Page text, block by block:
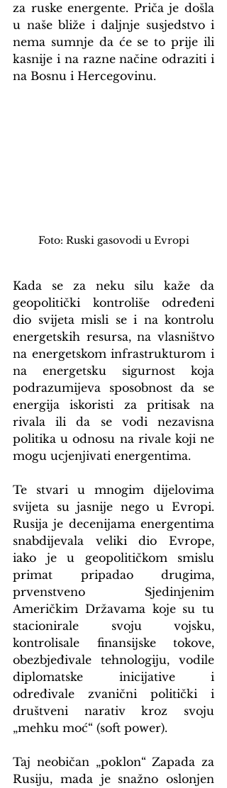
za ruske energente. Priča je došla
u naše bliže i daljnje susjedstvo i
nema sumnje da će se to prije ili
kasnije i na razne načine odraziti i
na Bosnu i Hercegovinu.
Foto: Ruski gasovodi u Evropi
Kada se za neku silu kaže da
geopolitički kontroliše određeni
dio svijeta misli se i na kontrolu
energetskih resursa, na vlasništvo
na energetskom infrastrukturom i
na energetsku sigurnost koja
podrazumijeva sposobnost da se
energija iskoristi za pritisak na
rivala ili da se vodi nezavisna
politika u odnosu na rivale koji ne
mogu ucjenjivati energentima.
Te stvari u mnogim dijelovima
svijeta su jasnije nego u Evropi.
Rusija je decenijama energentima
snabdijevala veliki dio Evrope,
iako je u geopolitičkom smislu
primat pripadao drugima,
prvenstveno Sjedinjenim
Američkim Državama koje su tu
stacionirale svoju vojsku,
kontrolisale finansijske tokove,
obezbjeđivale tehnologiju, vodile
diplomatske inicijative i
određivale zvanični politički i
društveni narativ kroz svoju
„mehku moć“ (soft power).
Taj neobičan „poklon“ Zapada za
Rusiju, mada je snažno oslonjen